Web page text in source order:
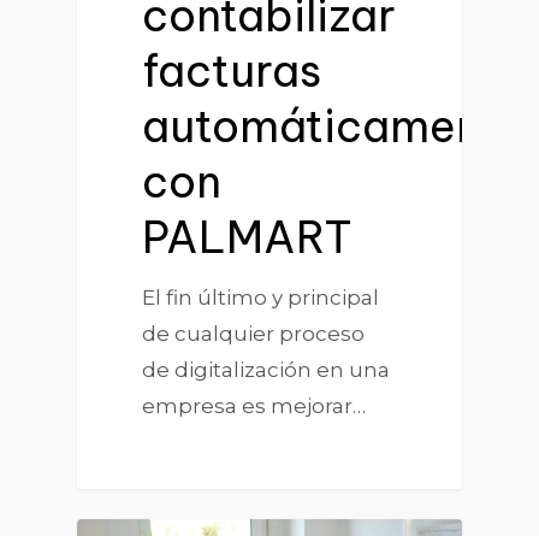
contabilizar
facturas
automáticamente
con
PALMART
El fin último y principal
de cualquier proceso
de digitalización en una
empresa es mejorar…